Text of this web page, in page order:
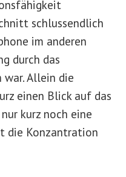
schlussendlich
im anderen
durch das
war. Allein die
einen Blick auf das
kurz noch eine
die Konzantration